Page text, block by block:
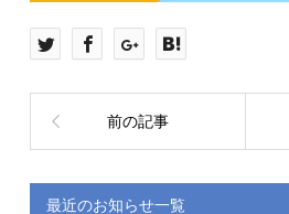
前の記事
最近のお知らせ一覧